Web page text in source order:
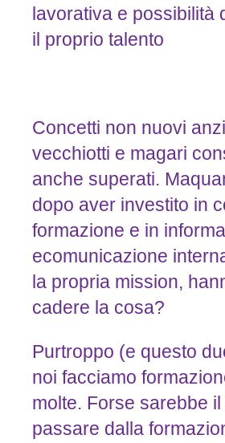
lavorativa e possibilità
il proprio talento
Concetti non nuovi
vecchiotti e magari
anche superati.
dopo aver investito in
formazione e in
ecomunicazione
la propria mission,
cadere la cosa?
Purtroppo (e questo
noi facciamo
molte. Forse sarebbe
passare dalla